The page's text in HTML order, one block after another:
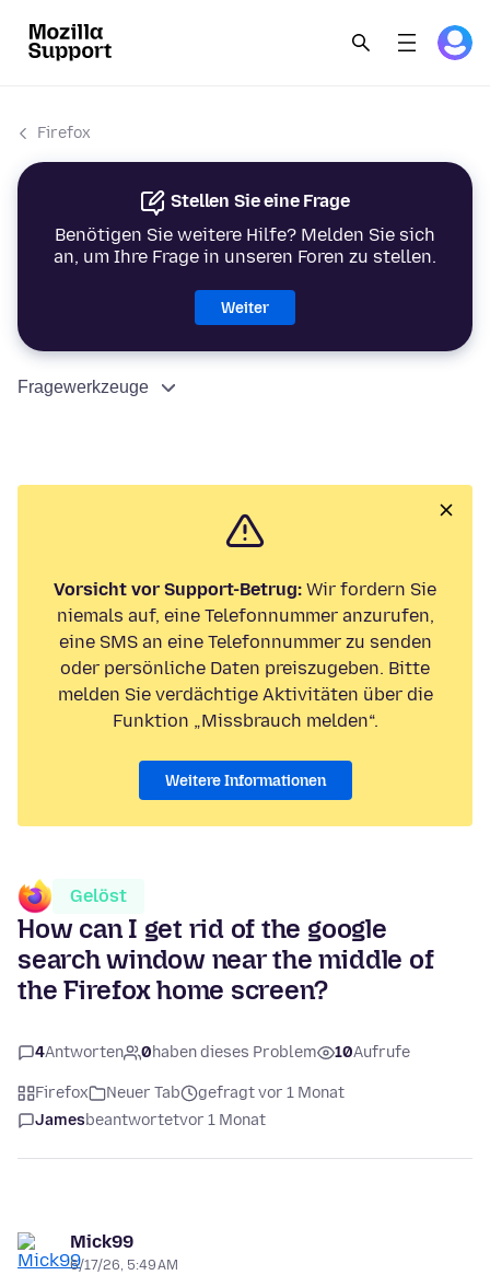
Firefox
Stellen Sie eine Frage
Benötigen Sie weitere Hilfe? Melden Sie sich
an, um Ihre Frage in unseren Foren zu stellen.
Weiter
Fragewerkzeuge
Vorsicht vor Support-Betrug: Wir fordern Sie
niemals auf, eine Telefonnummer anzurufen,
eine SMS an eine Telefonnummer zu senden
oder persönliche Daten preiszugeben. Bitte
melden Sie verdächtige Aktivitäten über die
Funktion „Missbrauch melden“.
Weitere Informationen
Gelöst
How can I get rid of the google
search window near the middle of
the Firefox home screen?
4Antworten 0haben dieses Problem 10Aufrufe
Firefox Neuer Tab
gefragt vor 1 Monat
Jamesbeantwortetvor 1 Monat
Mick99
6/17/26, 5:49 AM